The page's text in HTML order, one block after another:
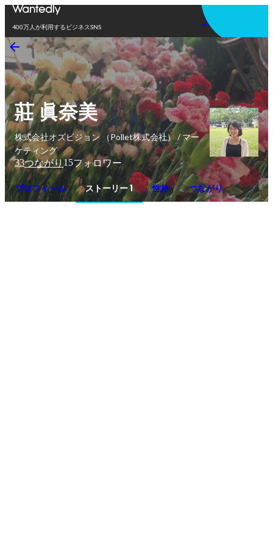
400万人が利用するビジネスSNS
アプリを使う
莊 眞奈美
株式会社オズビジョン （Pollet株式会社） / マー
ケティング
33つながり15フォロワー
プロフィール ストーリー 1 性格 つながり